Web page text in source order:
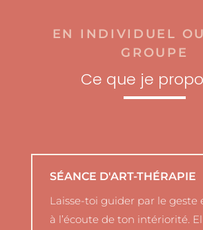
EN INDIVIDUEL
GROUPE
Ce que je
SÉANCE D'ART-THÉRAPIE
Laisse-toi guider par le
à l’écoute de ton intériorité.